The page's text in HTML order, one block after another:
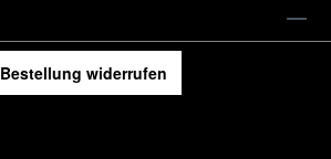
Bestellung widerrufen